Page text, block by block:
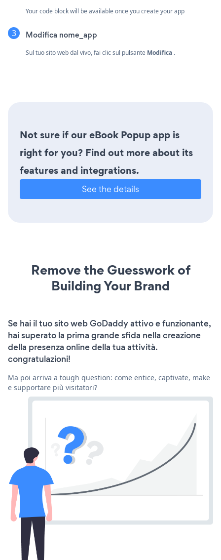
Your code block will be available once you create your app
Modifica nome_app
Sul tuo sito web dal vivo, fai clic sul pulsante Modifica .
Not sure if our eBook Popup app is
right for you? Find out more about its
features and integrations.
See the details
Remove the Guesswork of
Building Your Brand
Se hai il tuo sito web GoDaddy attivo e funzionante,
hai superato la prima grande sfida nella creazione
della presenza online della tua attività.
congratulazioni!
Ma poi arriva a tough question: come entice, captivate, make
e supportare più visitatori?